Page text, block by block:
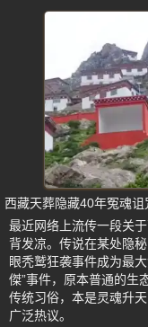
西藏天葬隐藏40年冤魂诅
最近网络上流传一段关
背发凉。传说在某处隐
眼秃鹫狂袭事件成为最
傑”事件，原本普通的生
传统习俗，本是灵魂升
广泛热议。